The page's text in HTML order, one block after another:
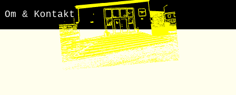
Om & Kontakt